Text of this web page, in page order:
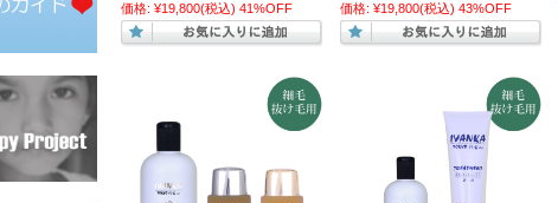
価格: ¥19,800(税込) 41%OFF
価格: ¥19,800(税込) 43%OFF